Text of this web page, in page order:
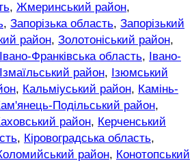
, Жмеринський район,
, Запорізька область, Запорізький
район, Золотоніський район,
Івано-Франківська область,
Івано-
Ізмаїльський район, Ізюмський
, Кальміуський район, Камінь-
Подільський район,
район, Керченський
, Кіровоградська область,
район, Конотопський